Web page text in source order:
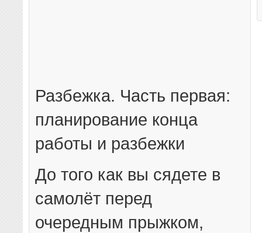
Разбежка. Часть первая:
планирование конца
работы и разбежки
До того как вы сядете в
самолёт перед
очередным прыжком,